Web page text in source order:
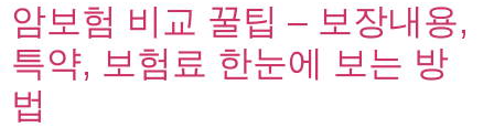
암보험 비교 꿀팁 – 보장내용,
특약, 보험료 한눈에 보는 방
법